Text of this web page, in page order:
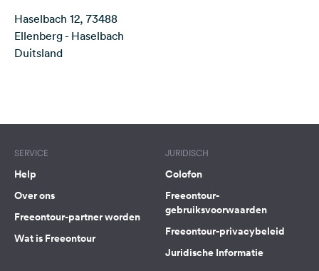
Instagram
Haselbach 12, 73488
Ellenberg - Haselbach
Duitsland
SERVICE
Help
Over ons
Freeontour-partner worden
Wat is Freeontour
JURIDISCH
Colofon
Freeontour-
gebruiksvoorwaarden
Freeontour-privacybeleid
Juridische Informatie